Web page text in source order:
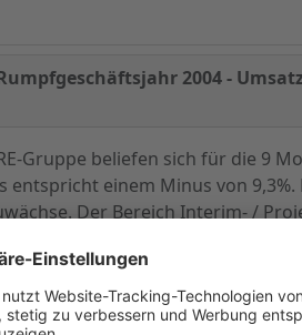
2004 -
Gruppe beliefen sich für die 9
entspricht einem Minus von
Der Bereich Interim- /
Umsatzzuwächse und schloss
nicht erreicht.